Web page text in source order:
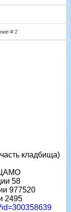
# 2
кладбища)
ЦАМО
58
977520
2495